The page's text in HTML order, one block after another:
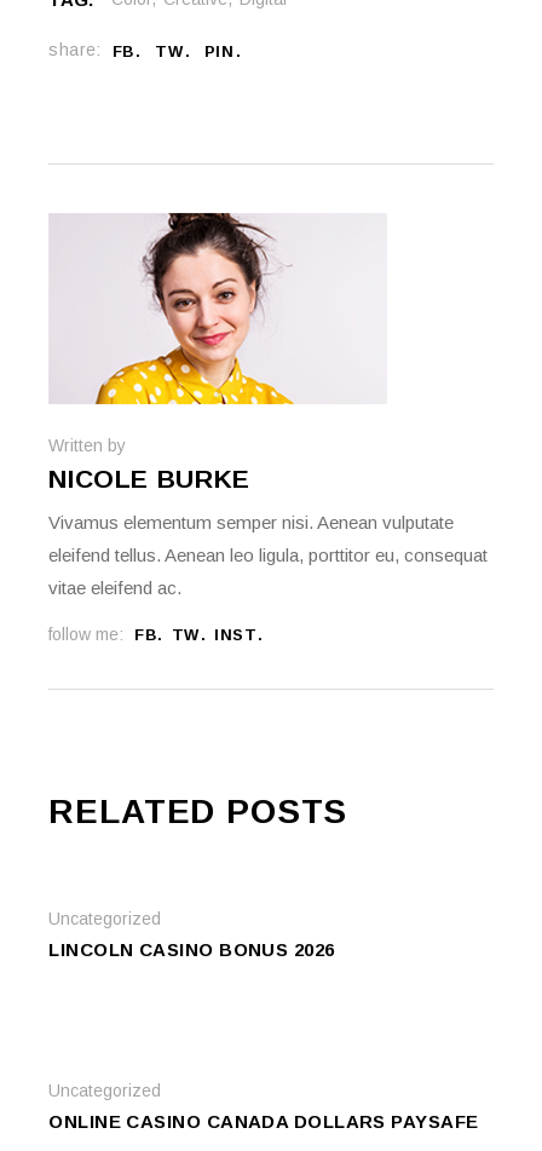
share: FB TW PIN
Written by
NICOLE BURKE
Vivamus elementum semper nisi. Aenean vulputate
eleifend tellus. Aenean leo ligula, porttitor eu, consequat
vitae eleifend ac.
follow me: FB TW INST
RELATED POSTS
Uncategorized
LINCOLN CASINO BONUS 2026
Uncategorized
ONLINE CASINO CANADA DOLLARS PAYSAFE